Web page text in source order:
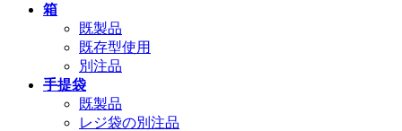
箱
既製品
既存型使用
別注品
手提袋
既製品
レジ袋の別注品